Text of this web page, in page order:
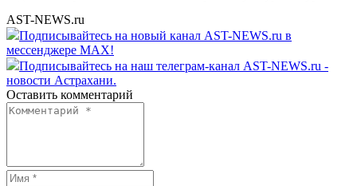
AST-NEWS.ru
Подписывайтесь на новый канал AST-NEWS.ru в
мессенджере MAX!
Подписывайтесь на наш телеграм-канал AST-NEWS.ru -
новости Астрахани.
Оставить комментарий